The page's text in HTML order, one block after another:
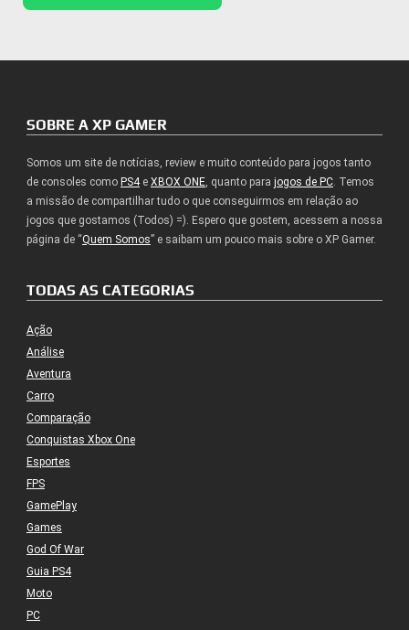
SOBRE A XP GAMER
Somos um site de notícias, review e muito conteúdo para jogos tanto
de consoles como PS4e XBOX ONE, quanto para jogos de PC. Temos
a missão de compartilhar tudo o que conseguirmos em relação ao
jogos que gostamos (Todos) =). Espero que gostem, acessem a nossa
página de “Quem Somos” e saibam um pouco mais sobre o XP Gamer.
TODAS AS CATEGORIAS
Ação
Análise
Aventura
Carro
Comparação
Conquistas Xbox One
Esportes
FPS
GamePlay
Games
God Of War
Guia PS4
Moto
PC